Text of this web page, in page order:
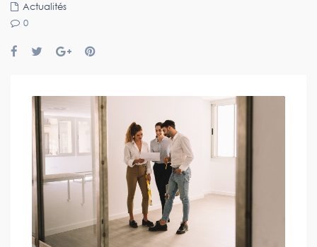
Actualités
0